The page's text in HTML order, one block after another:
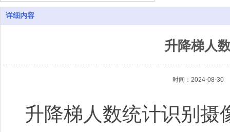
详细内容
升降梯人
时间：2024-08-30
升降梯人数统计识别摄